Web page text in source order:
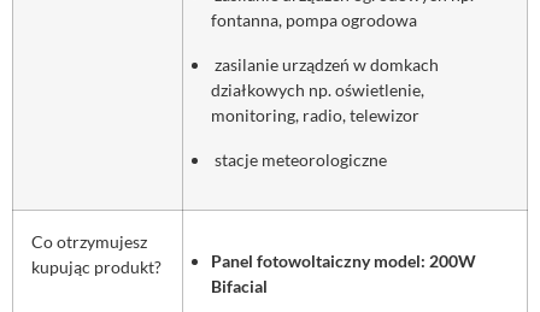
fontanna, pompa ogrodowa
zasilanie urządzeń w domkach
działkowych np. oświetlenie,
monitoring, radio, telewizor
stacje meteorologiczne
Co otrzymujesz
kupując produkt?
Panel fotowoltaiczny model: 200W
Bifacial